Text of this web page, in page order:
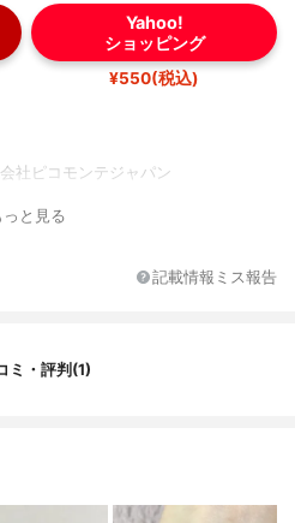
Yahoo!
ショッピング
¥550(税込)
社ピコモンテジャパン
っと見る
記載情報ミス報告
ミ・評判(1)